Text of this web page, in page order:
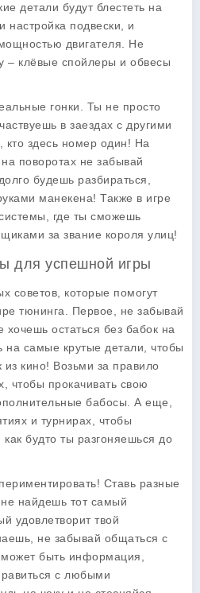
детали будут блестеть на
настройка подвески, и
двигателя. Не
– клёвые спойлеры и обвесы
гонки. Ты не просто
в заездах с другими
кто здесь номер один! На
поворотах не забывай
будешь разбираться,
манекена! Также в игре
где ты сможешь
за звание короля улиц!
для успешной игры
советов, которые помогут
тюнинга. Первое, не забывай
остаться без бабок на
на самые крутые детали, чтобы
из кино! Возьми за правило
чтобы прокачивать свою
бабосы. А еще,
и турнирах, чтобы
будто ты разгоняешься до
Ставь разные
найдешь тот самый
удовлетворит твой
не забывай общаться с
быть информация,
с любыми